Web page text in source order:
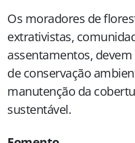
Os moradores de
extrativistas,
assentamentos,
de conservação
manutenção da
sustentável.